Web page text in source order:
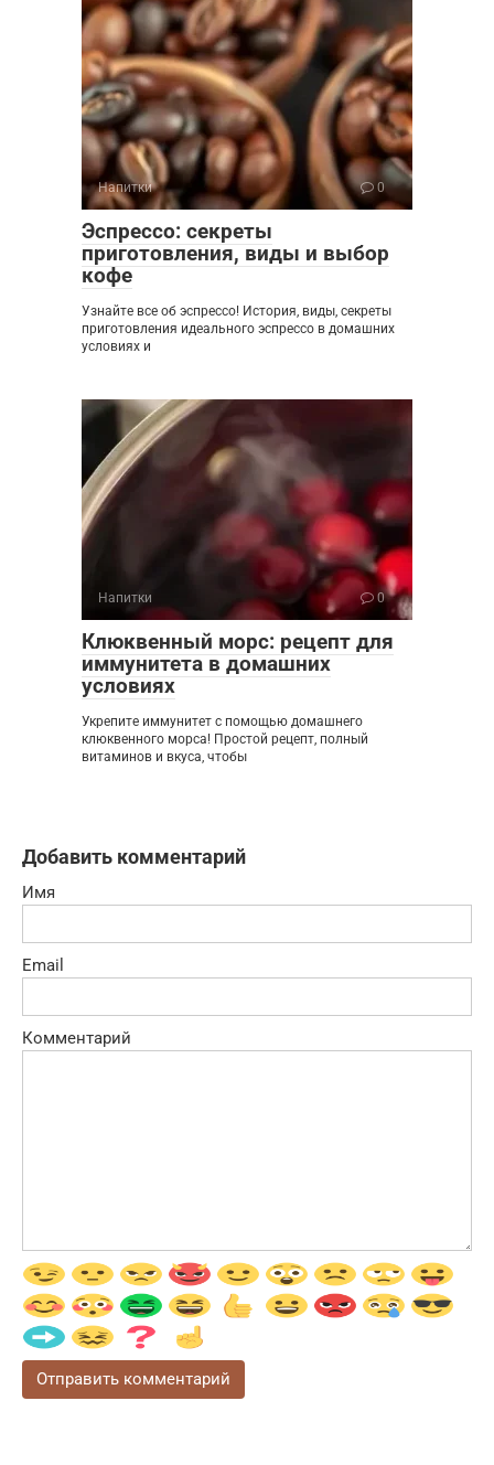
Напитки 0
Эспрессо: секреты
приготовления, виды и выбор
кофе
Узнайте все об эспрессо! История, виды, секреты
приготовления идеального эспрессо в домашних
условиях и
Напитки 0
Клюквенный морс: рецепт для
иммунитета в домашних
условиях
Укрепите иммунитет с помощью домашнего
клюквенного морса! Простой рецепт, полный
витаминов и вкуса, чтобы
Добавить комментарий
Имя
Email
Комментарий